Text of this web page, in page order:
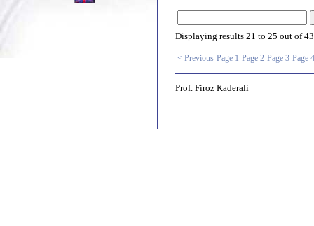
Displaying results 21 to 25 out of43
< Previous Page 1 Page 2 Page 3 Page 4
Prof. Firoz Kaderali